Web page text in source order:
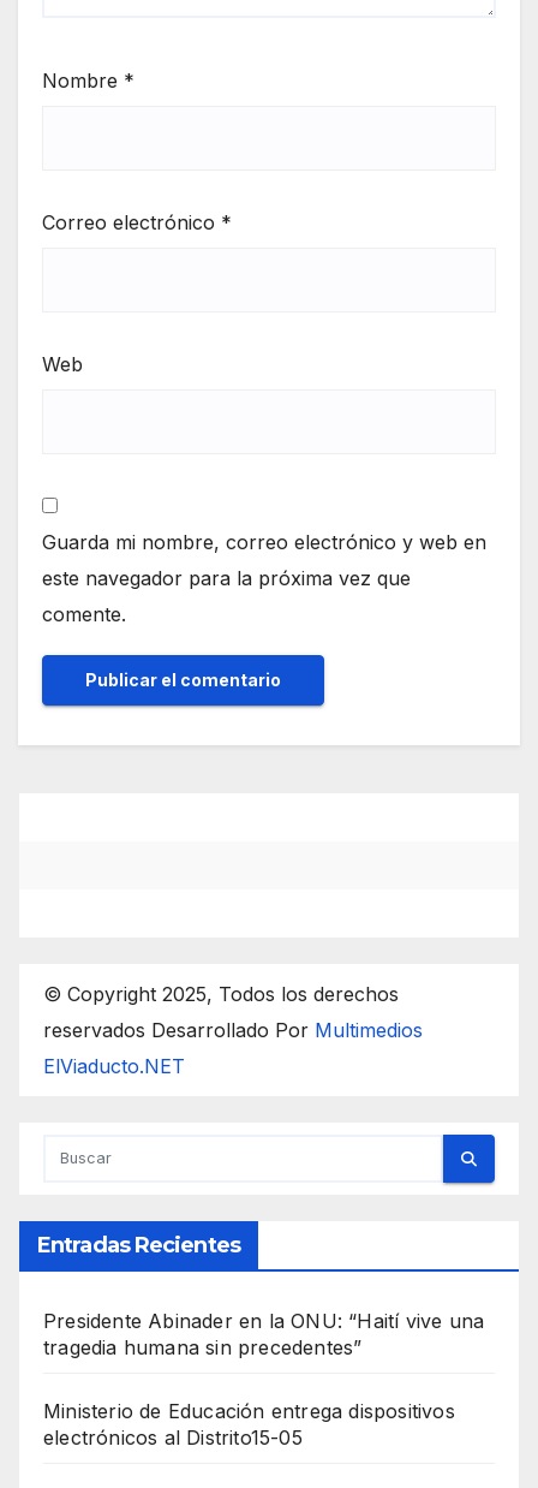
Nombre *
Correo electrónico *
Web
Guarda mi nombre, correo electrónico y web en
este navegador para la próxima vez que
comente.
© Copyright 2025, Todos los derechos
reservados Desarrollado Por Multimedios
ElViaducto.NET
Entradas Recientes
Presidente Abinader en la ONU: “Haití vive una
tragedia humana sin precedentes”
Ministerio de Educación entrega dispositivos
electrónicos al Distrito15-05